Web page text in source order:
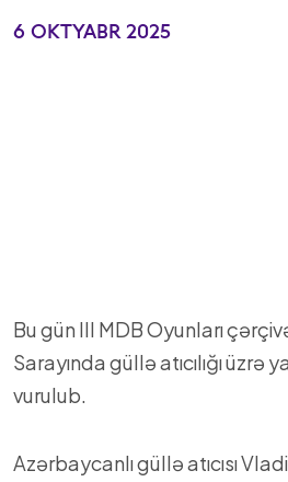
6 OKTYABR 2025
Bu gün III MDB Oyunları
Sarayında güllə atıcılığı üzrə
vurulub.
Azərbaycanlı güllə atıcısı